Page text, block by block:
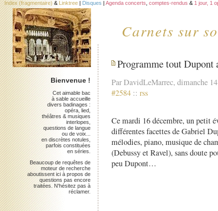
Carnets sur
Index (fragmentaire) & Linktree | Disques | Agenda concerts comptes-rendus & 1 jour, 1
Programme tout Dupont
Par DavidLeMarrec, dimanche
#2584 :: rss
Ce mardi 16 décembre, un petit
différentes facettes de Gabriel
mélodies, piano, musique de
(Debussy et Ravel), sans doute
peu Dupont…
Bienvenue !
Cet aimable bac
à sable accueille
divers badinages :
opéra, lied,
théâtres & musiques
interlopes,
questions de langue
ou de voix...
en discrètes notules,
parfois constituées
en séries.
Beaucoup de requêtes de
moteur de recherche
aboutissent ici à propos de
questions pas encore
traitées. N'hésitez pas à
réclamer.